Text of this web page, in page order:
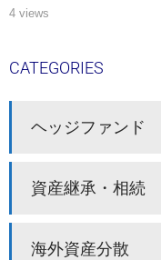
4 views
CATEGORIES
ヘッジファンド
資産継承・相続
海外資産分散